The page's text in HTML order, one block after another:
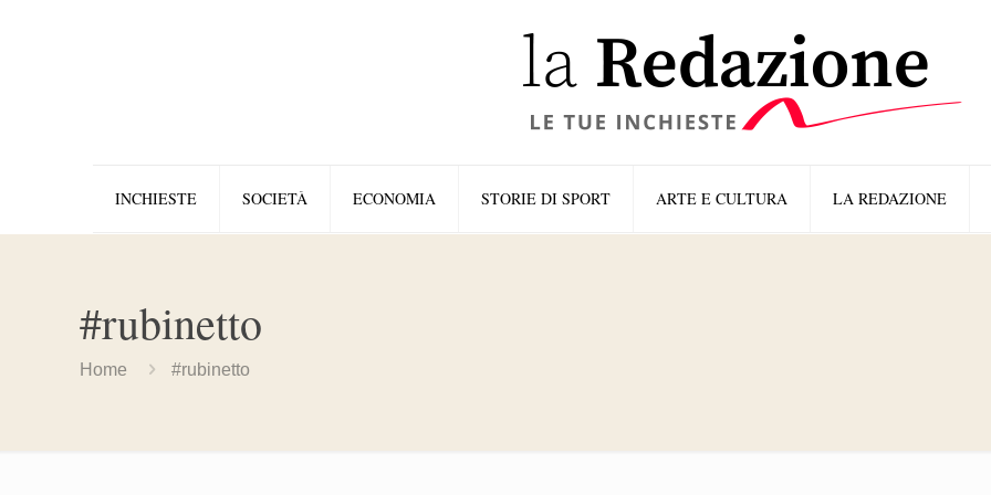
INCHIESTE SOCIETÀ ECONOMIA STORIE DI SPORT ARTE E CULTURA LA REDAZIONE
#rubinetto
Home #rubinetto